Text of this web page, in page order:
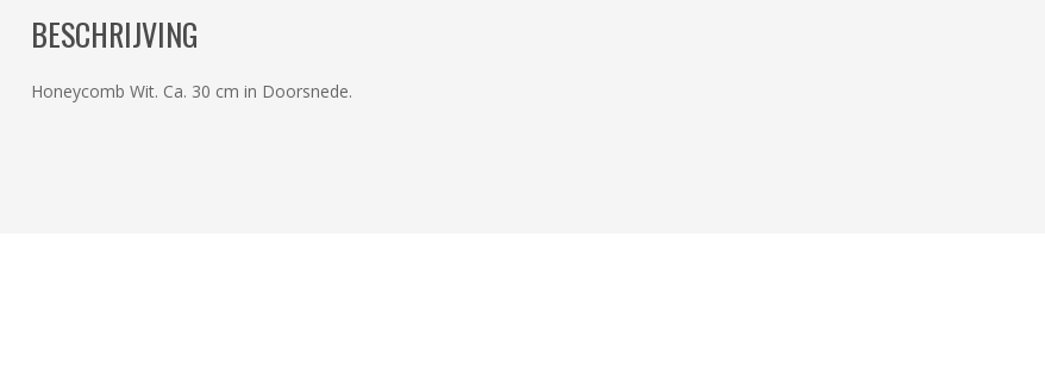
BESCHRIJVING
Honeycomb Wit. Ca. 30 cm in Doorsnede.